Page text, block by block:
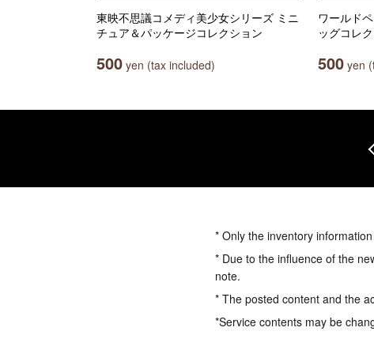
東映不思議コメディ美少女シリーズ ミニ
チュア＆パッケージコレクション
500 yen (tax included)
ワールド
ッグコレ
500 yen
* Only the inventory
* Due to the influence of the
note.
* The posted content and the
*Service contents may be